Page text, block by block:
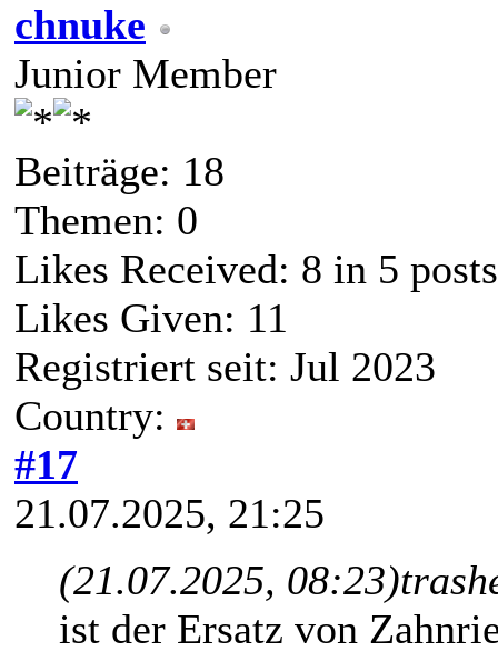
chnuke
Junior Member
Beiträge: 18
Themen: 0
Likes Received: 8 in 5 posts
Likes Given: 11
Registriert seit: Jul 2023
Country:
#17
21.07.2025, 21:25
(21.07.2025, 08:23)
ist der Ersatz von